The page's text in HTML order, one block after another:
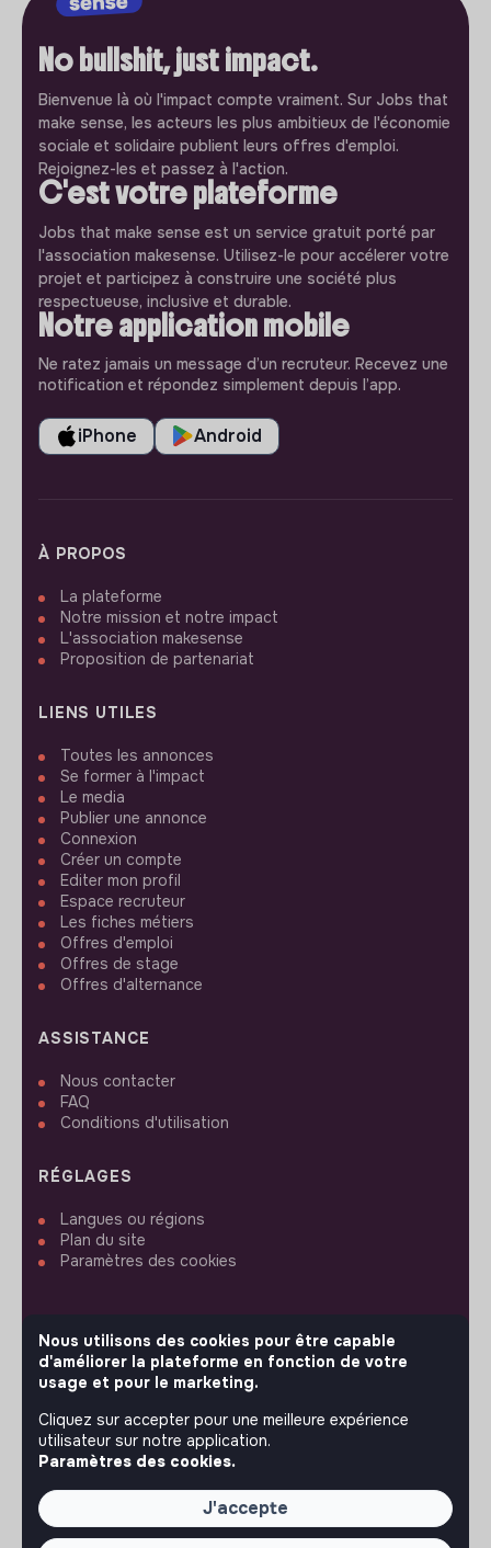
No bullshit, just impact.
Bienvenue là où l'impact compte vraiment. Sur Jobs that
make sense, les acteurs les plus ambitieux de l'économie
sociale et solidaire publient leurs offres d'emploi.
Rejoignez-les et passez à l'action.
C'est votre plateforme
Jobs that make sense est un service gratuit porté par
l'association makesense. Utilisez-le pour accélerer votre
projet et participez à construire une société plus
respectueuse, inclusive et durable.
Notre application mobile
Ne ratez jamais un message d’un recruteur. Recevez une
notification et répondez simplement depuis l’app.
iPhone Android
À PROPOS
La plateforme
Notre mission et notre impact
L'association makesense
Proposition de partenariat
LIENS UTILES
Toutes les annonces
Se former à l'impact
Le media
Publier une annonce
Connexion
Créer un compte
Editer mon profil
Espace recruteur
Les fiches métiers
Offres d'emploi
Offres de stage
Offres d'alternance
ASSISTANCE
Nous contacter
FAQ
Conditions d'utilisation
RÉGLAGES
Langues ou régions
Plan du site
Paramètres des cookies
SUIVEZ-NOUS
© 2026 jobs that makesense.
Nous utilisons des cookies pour être capable
d'améliorer la plateforme en fonction de votre
usage et pour le marketing.
Cliquez sur accepter pour une meilleure expérience
utilisateur sur notre application.
Paramètres des cookies.
J'accepte